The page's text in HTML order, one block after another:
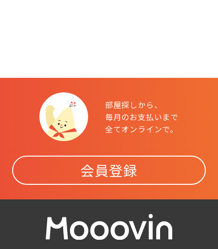
部屋探しから、
毎月のお支払いまで
全てオンラインで。
会員登録